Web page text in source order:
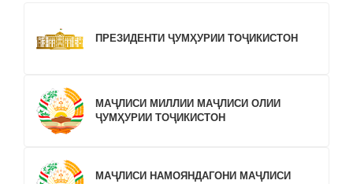
ПРЕЗИДЕНТИ ҶУМҲУРИИ ТОҶИКИСТОН
МАҶЛИСИ МИЛЛИИ МАҶЛИСИ ОЛИИ
ҶУМҲУРИИ ТОҶИКИСТОН
МАҶЛИСИ НАМОЯНДАГОНИ МАҶЛИСИ